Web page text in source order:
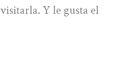
Y le gusta el